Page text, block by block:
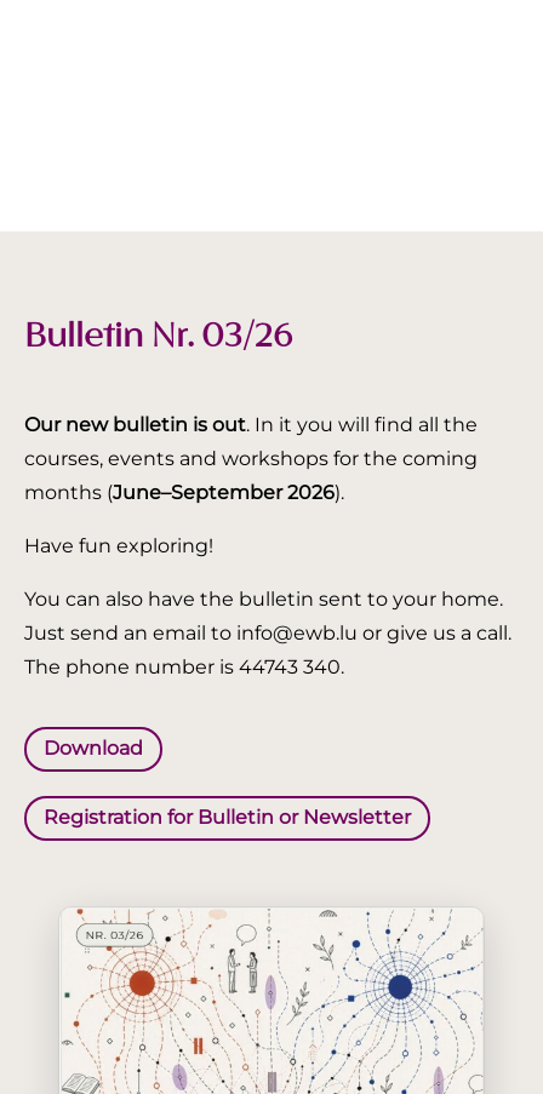
Bulletin Nr. 03/26
Our new bulletin is out. In it you will find all the
courses, events and workshops for the coming
months (June–September 2026).
Have fun exploring!
You can also have the bulletin sent to your home.
Just send an email to info@ewb.lu or give us a call.
The phone number is 44743 340.
Download
Registration for Bulletin or Newsletter